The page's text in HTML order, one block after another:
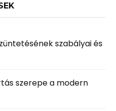
szabályai és
szerepe a modern